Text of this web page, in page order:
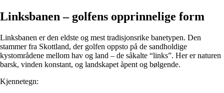
Linksbanen – golfens opprinnelige form
Linksbanen er den eldste og mest tradisjonsrike banetypen. Den
stammer fra Skottland, der golfen oppsto på de sandholdige
kystområdene mellom hav og land – de såkalte “links”. Her er naturen
barsk, vinden konstant, og landskapet åpent og bølgende.
Kjennetegn: